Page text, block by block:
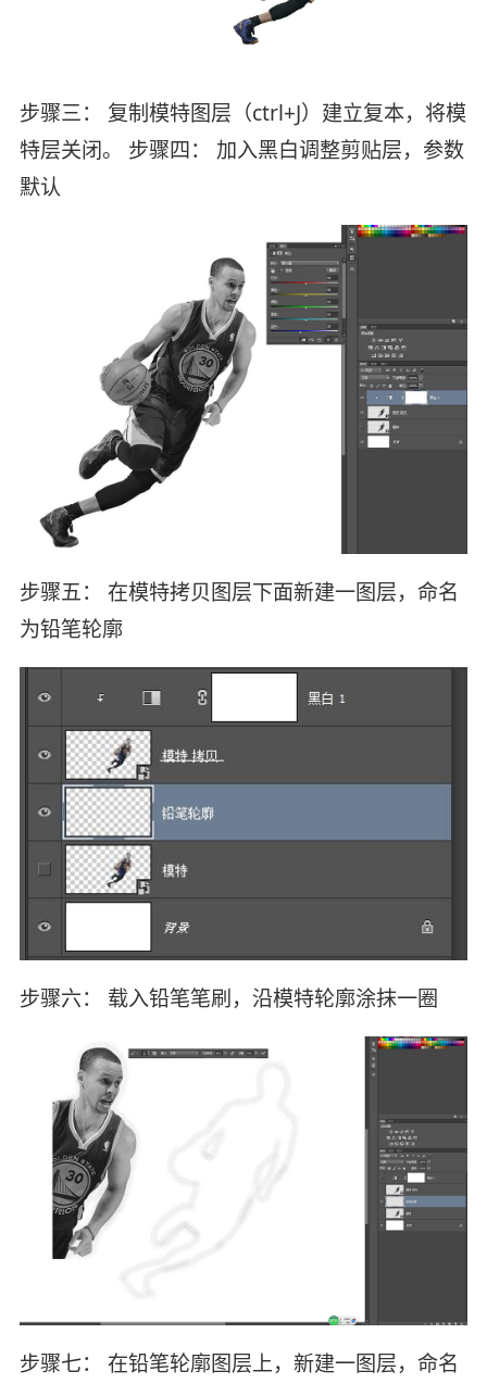
步骤三： 复制模特图层（ctrl+J）建立复本，将模
特层关闭。 步骤四： 加入黑白调整剪贴层，参数
默认
步骤五： 在模特拷贝图层下面新建一图层，命名
为铅笔轮廓
步骤六： 载入铅笔笔刷，沿模特轮廓涂抹一圈
步骤七： 在铅笔轮廓图层上，新建一图层，命名